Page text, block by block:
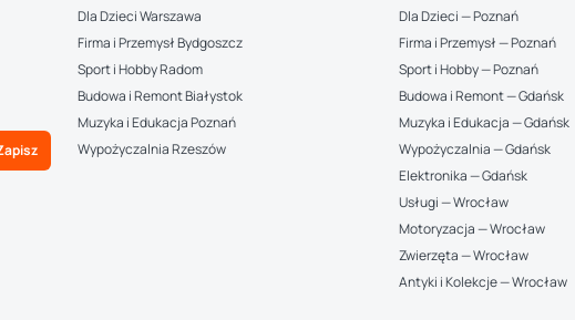
Dla Dzieci Warszawa
Firma i Przemysł Bydgoszcz
Sport i Hobby Radom
Budowa i Remont Białystok
Muzyka i Edukacja Poznań
Wypożyczalnia Rzeszów
Dla Dzieci — Poznań
Firma i Przemysł — Poznań
Sport i Hobby — Poznań
Budowa i Remont — Gdańsk
Muzyka i Edukacja — Gdańsk
Wypożyczalnia — Gdańsk
Elektronika — Gdańsk
Usługi — Wrocław
Motoryzacja — Wrocław
Zwierzęta — Wrocław
Antyki i Kolekcje — Wrocław